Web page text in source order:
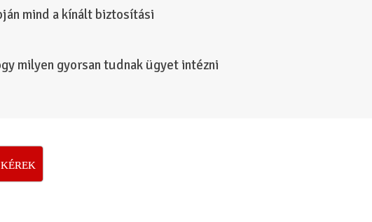
mind a kínált biztosítási
milyen gyorsan tudnak ügyet intézni